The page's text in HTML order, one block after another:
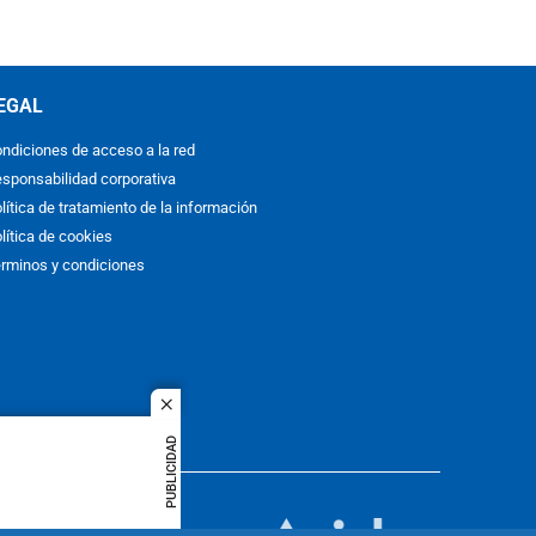
close
PUBLICIDAD
de acceso a la red
corporativa
de tratamiento de la información
de cookies
y condiciones
idioma